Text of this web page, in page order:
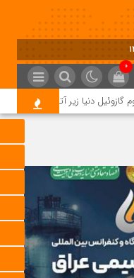
0
دنیا زیر آتش جنگ؛